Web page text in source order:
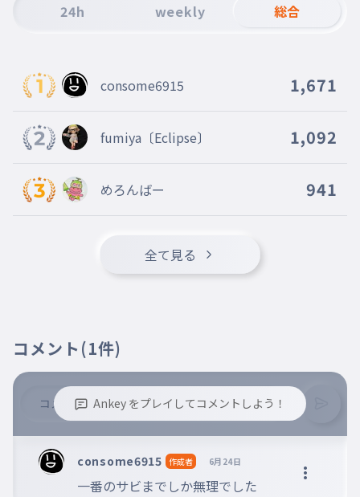
片付けられない
014 This feeling
thisfeeling
もてるぜんぶ
さしだそう
キミが喜ぶのなら
こんな僕が居るって
020 キミは神秘 キミは神秘
021 ずっとそばにいて
ずっとそばにいて
「え、好き。」
え、すき
まじぎゅんぎゅんぎゅん
24h weekly 総合
consome6915 1,671
fumiya〔Eclipse〕 1,092
めろんばー 941
全て見る
コメント (1件)
Ankey をプレイしてコメントしよう！
※コメントするには、ログインが必要です。
consome6915 作成者 6月24日
一番のサビまでしか無理でした